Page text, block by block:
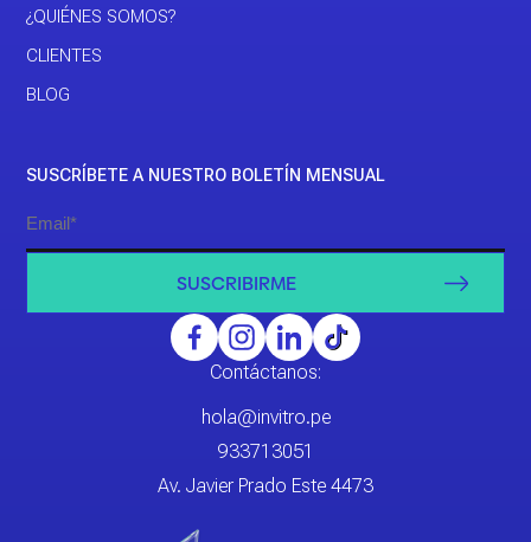
¿QUIÉNES SOMOS?
CLIENTES
BLOG
SUSCRÍBETE A NUESTRO BOLETÍN MENSUAL
SUSCRIBIRME
Contáctanos:
hola@invitro.pe
933713051
Av. Javier Prado Este 4473